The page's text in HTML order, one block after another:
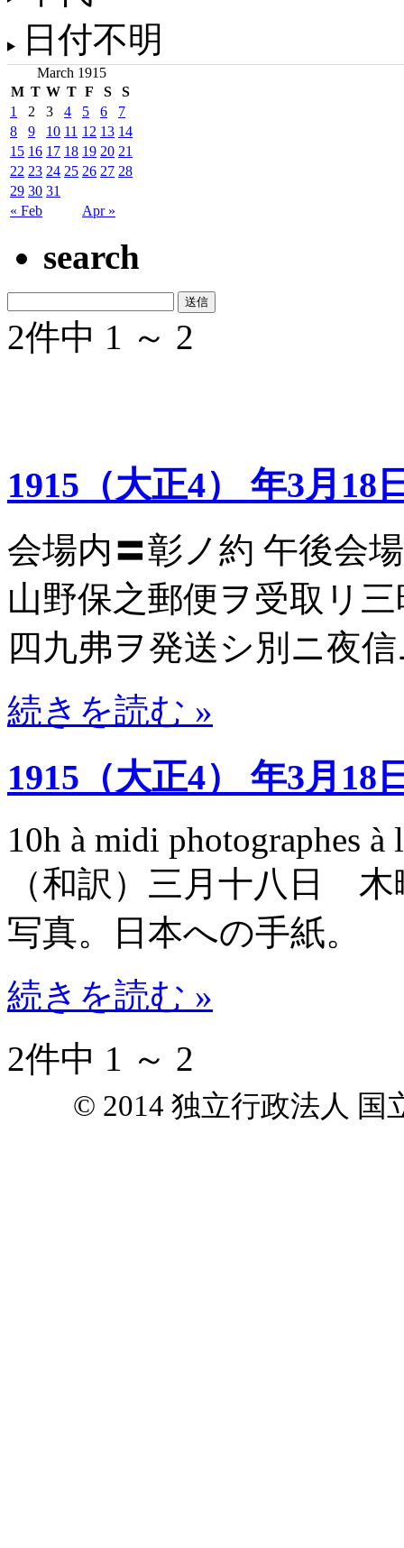
日付不明
March 1915
M T W T F S S
« Feb Apr »
1 2 3 4 5 6
7
8
9 10 11 12 13 14
15 16 17 18 19 20 21
22 23 24 25 26 27 28
29 30 31
search
2件中 1 ～ 2
1915（大正4） 年3月18
会場内〓彰ノ約 午後会
山野保之郵便ヲ受取リ三
四九弗ヲ発送シ別ニ夜
続きを読む »
1915（大正4） 年3月18
10h à midi photographes à
（和訳）三月十八日
写真。日本への手紙。
続きを読む »
2件中 1 ～ 2
© 2014 独立行政法人 国